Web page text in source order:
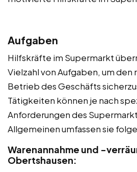
Aufgaben
Hilfskräfte im Supermarkt
Vielzahl von Aufgaben, um den
Betrieb des Geschäfts
Tätigkeiten können je nach
Anforderungen des
Allgemeinen umfassen sie
Warenannahme und -
Obertshausen: